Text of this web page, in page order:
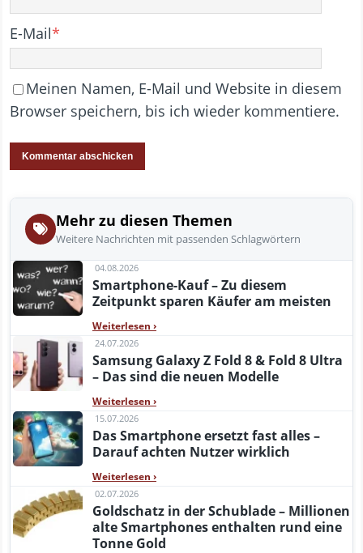
E-Mail*
Meinen Namen, E-Mail und Website in diesem
Browser speichern, bis ich wieder kommentiere.
Mehr zu diesen Themen
Weitere Nachrichten mit passenden Schlagwörtern
04.08.2026
Smartphone-Kauf – Zu diesem
Zeitpunkt sparen Käufer am meisten
Weiterlesen ›
24.07.2026
Samsung Galaxy Z Fold 8 & Fold 8 Ultra
– Das sind die neuen Modelle
Weiterlesen ›
15.07.2026
Das Smartphone ersetzt fast alles –
Darauf achten Nutzer wirklich
Weiterlesen ›
02.07.2026
Goldschatz in der Schublade – Millionen
alte Smartphones enthalten rund eine
Tonne Gold